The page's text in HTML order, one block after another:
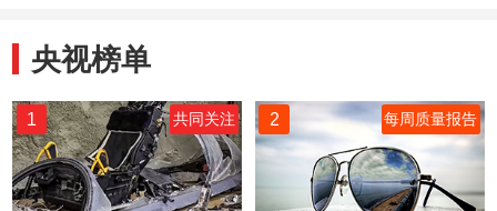
央视榜单
1 共同关注 2 每周质量报告